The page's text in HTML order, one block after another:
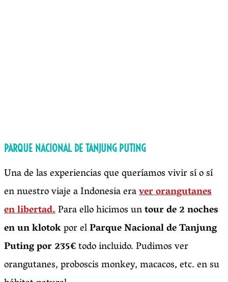
PARQUE NACIONAL DE TANJUNG PUTING
Una de las experiencias que queríamos vivir sí o sí
en nuestro viaje a Indonesia eraver orangutanes
en libertad.Para ello hicimos untour de 2 noches
en un klotokpor elParque Nacional de Tanjung
Putingpor235€todo incluido. Pudimos ver
orangutanes, proboscis monkey, macacos, etc. en su